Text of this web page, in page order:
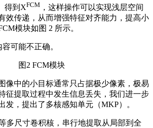
得到XFCM ，这样操作可以实现浅层空间
效传递，从而增强特征对齐能力，提高小
模块如图 2 所示。
图2 FCM模块
像中的小目标通常只占据极少像素，极易
征提取过程中发生信息丢失，我们进一步
发，提出了多核感知单元（MKP）。
多尺寸卷积核，串行地提取从局部到全